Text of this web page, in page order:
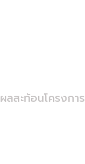
ผลสะท้อนโครงการ